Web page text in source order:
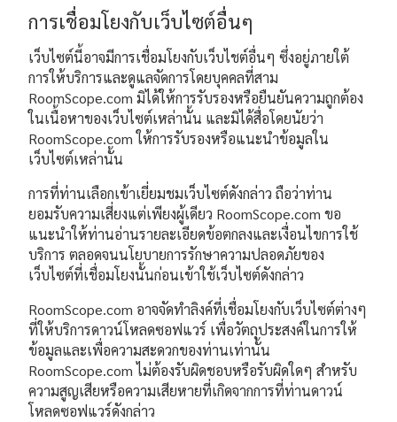
การเชื่อมโยงกับเว็บไซต์อื่นๆ
เว็บไซต์นี้อาจมีการเชื่อมโยงกับเว็บไชต์อื่นๆ ซึ่งอยู่ภายใต้
การให้บริการและดูแลจัดการโดยบุคคลที่สาม
RoomScope.com มิได้ให้การรับรองหรือยืนยันความถูกต้อง
ในเนื้อหาของเว็บไซต์เหล่านั้น และมิได้สื่อโดยนัยว่า
RoomScope.com ให้การรับรองหรือแนะนำข้อมูลใน
เว็บไซต์เหล่านั้น
การที่ท่านเลือกเข้าเยี่ยมชมเว็บไซต์ดังกล่าว ถือว่าท่าน
ยอมรับความเสี่ยงแต่เพียงผู้เดียว RoomScope.com ขอ
แนะนำให้ท่านอ่านรายละเอียดข้อตกลงและเงื่อนไขการใช้
บริการ ตลอดจนนโยบายการรักษาความปลอดภัยของ
เว็บไซต์ที่เชื่อมโยงนั้นก่อนเข้าใช้เว็บไซต์ดังกล่าว
RoomScope.com อาจจัดทำลิงค์ที่เชื่อมโยงกับเว็บไซต์ต่างๆ
ที่ให้บริการดาวน์โหลดซอฟแวร์ เพื่อวัตถุประสงค์ในการให้
ข้อมูลและเพื่อความสะดวกของท่านเท่านั้น
RoomScope.com ไม่ต้องรับผิดชอบหรือรับผิดใดๆ สำหรับ
ความสูญเสียหรือความเสียหายที่เกิดจากการที่ท่านดาวน์
โหลดซอฟแวร์ดังกล่าว